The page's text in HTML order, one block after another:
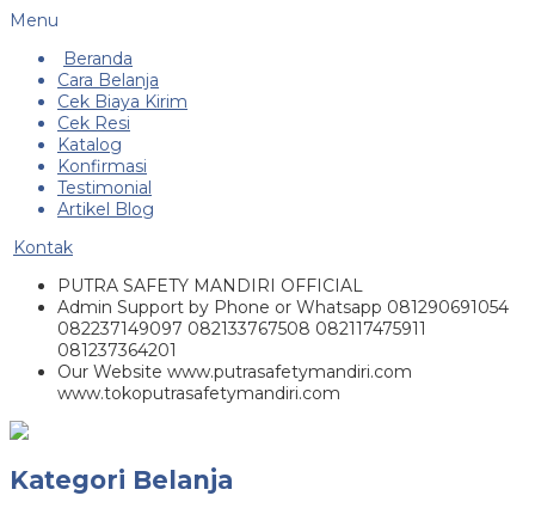
Menu
Beranda
Cara Belanja
Cek Biaya Kirim
Cek Resi
Katalog
Konfirmasi
Testimonial
Artikel Blog
Kontak
PUTRA SAFETY MANDIRI OFFICIAL
Admin Support by Phone or Whatsapp 081290691054
082237149097 082133767508 082117475911
081237364201
Our Website www.putrasafetymandiri.com
www.tokoputrasafetymandiri.com
Kategori Belanja